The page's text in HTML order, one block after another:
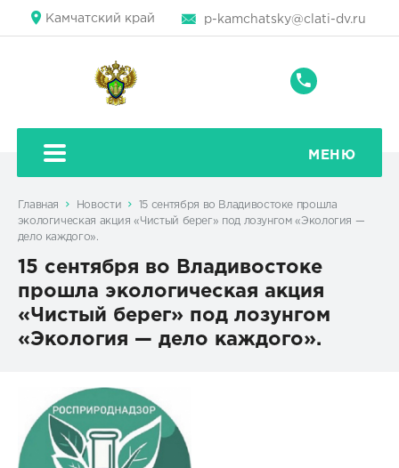
Камчатский край p-kamchatsky@clati-dv.ru
+7
5-
42
МЕНЮ
Главная Новости
15 сентября во Владивостоке прошла
экологическая акция «Чистый берег» под лозунгом «Экология —
дело каждого».
15 сентября во Владивостоке
прошла экологическая акция
«Чистый берег» под лозунгом
«Экология — дело каждого».